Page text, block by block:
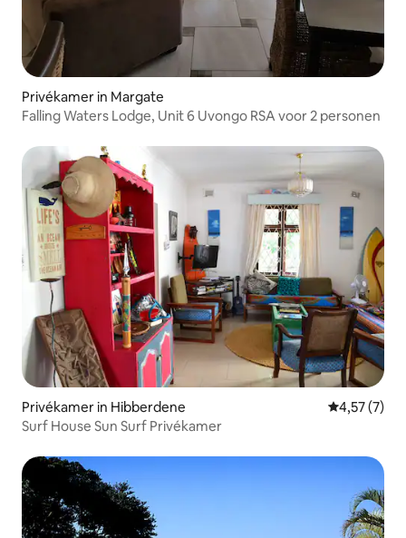
Privékamer in Margate
Falling Waters Lodge, Unit 6 Uvongo RSA voor 2 personen
Privékamer in Hibberdene
4,57 (7)
Surf House Sun Surf Privékamer